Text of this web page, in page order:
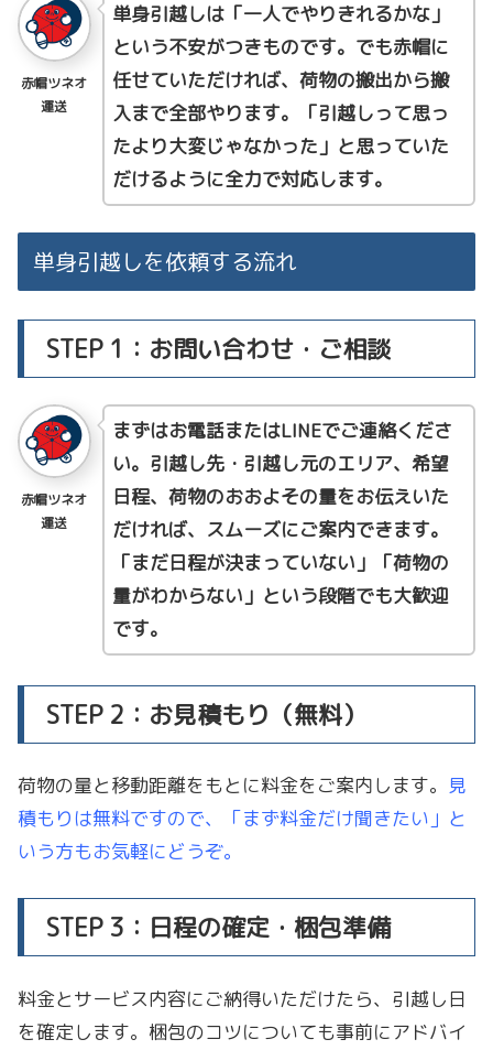
赤帽ツネオ
運送
単身引越しは「一人でやりきれるかな」
という不安がつきものです。でも赤帽に
任せていただければ、荷物の搬出から搬
入まで全部やります。「引越しって思っ
たより大変じゃなかった」と思っていた
だけるように全力で対応します。
単身引越しを依頼する流れ
STEP 1：お問い合わせ・ご相談
赤帽ツネオ
運送
まずはお電話またはLINEでご連絡くださ
い。引越し先・引越し元のエリア、希望
日程、荷物のおおよその量をお伝えいた
だければ、スムーズにご案内できます。
「まだ日程が決まっていない」「荷物の
量がわからない」という段階でも大歓迎
です。
STEP 2：お見積もり（無料）
荷物の量と移動距離をもとに料金をご案内します。 見
積もりは無料ですので、「まず料金だけ聞きたい」と
いう方もお気軽にどうぞ。
STEP 3：日程の確定・梱包準備
料金とサービス内容にご納得いただけたら、引越し日
を確定します。梱包のコツについても事前にアドバイ